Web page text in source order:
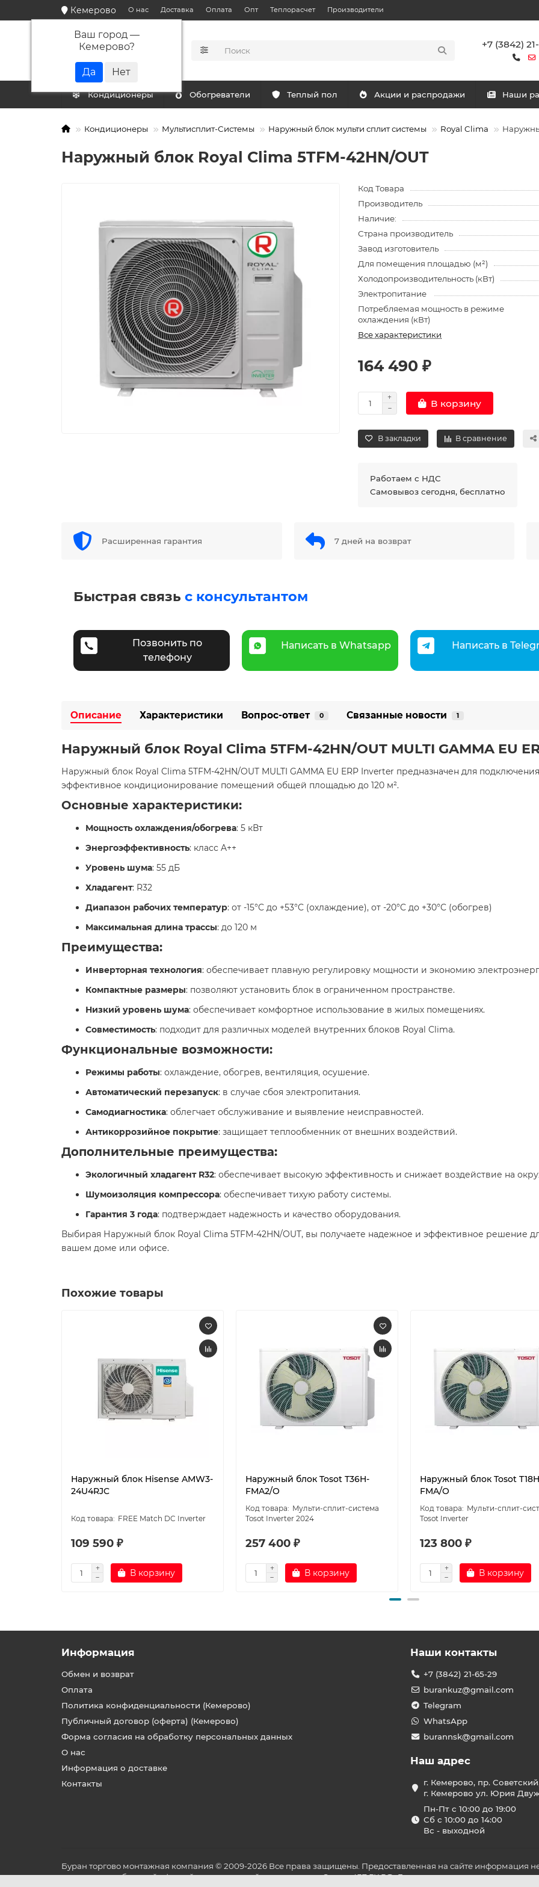
Кемерово
Ваш город —
Кемерово?
О нас Доставка Оплата Опт Теплорасчет Производители
КАТАЛОГ
+7 (3842)
Кондиционеры Обогреватели Теплый пол Акции и распродажи Наши
Кондиционеры Мультисплит-Системы Наружный блок мульти сплит системы Royal Clima
Наружный блок Royal Clima 5TFM-42HN/OUT
Код Товара
Производитель
Наличие:
Страна производитель
Завод изготовитель
Для помещения площадью (м²)
Холодопроизводительность (кВт)
Электропитание
Потребляемая мощность в режиме
охлаждения (кВт)
Все характеристики
164 490 ₽
В корзину
В закладки В сравнение
Работаем с НДС
Самовывоз сегодня, бесплатно
Расширенная гарантия 7 дней на возврат
Быстрая связь с консультантом
Позвонить по
телефону
Написать в Whatsapp Написать в
Описание Характеристики Вопрос-ответ 0 Связанные новости 1
Наружный блок Royal Clima 5TFM-42HN/OUT MULTI GAMMA EU
Наружный блок Royal Clima 5TFM-42HN/OUT MULTI GAMMA EU ERP Inverter предназначен для
эффективное кондиционирование помещений общей площадью до 120 м².​
Основные характеристики:
Мощность охлаждения/обогрева: 5 кВт
Энергоэффективность: класс A++​
Уровень шума: 55 дБ​
Хладагент: R32​
Диапазон рабочих температур: от -15°C до +53°C (охлаждение), от -20°C до +30°C (обогрев)​
Максимальная длина трассы: до 120 м​
Преимущества:
Инверторная технология: обеспечивает плавную регулировку мощности и экономию
Компактные размеры: позволяют установить блок в ограниченном пространстве.​
Низкий уровень шума: обеспечивает комфортное использование в жилых помещениях.​
Совместимость: подходит для различных моделей внутренних блоков Royal Clima.​
Функциональные возможности:
Режимы работы: охлаждение, обогрев, вентиляция, осушение.​
Автоматический перезапуск: в случае сбоя электропитания.​
Самодиагностика: облегчает обслуживание и выявление неисправностей.​
Антикоррозийное покрытие: защищает теплообменник от внешних воздействий.​
Дополнительные преимущества:
Экологичный хладагент R32: обеспечивает высокую эффективность и снижает воздействие на
Шумоизоляция компрессора: обеспечивает тихую работу системы.​
Гарантия 3 года: подтверждает надежность и качество оборудования.​
Выбирая Наружный блок Royal Clima 5TFM-42HN/OUT, вы получаете надежное и эффективное решение
вашем доме или офисе.​
Похожие товары
Наружный блок Hisense AMW3-
24U4RJC
FREE Match DC Inverter
109 590 ₽
В корзину
Наружный блок Tosot T36H-
FMA2/O
Мульти-сплит-система
Tosot Inverter 2024
257 400 ₽
В корзину
Наружный блок Tosot
FMA/O
Мульти-сплит-
Tosot Inverter
123 800 ₽
В корзину
Информация
Обмен и возврат
Оплата
Политика конфиденциальности (Кемерово)
Публичный договор (оферта) (Кемерово)
Форма согласия на обработку персональных данных
О нас
Информация о доставке
Контакты
Наши контакты
+7 (3842) 21-65-29
burankuz@gmail.com
Telegram
WhatsApp
burannsk@gmail.com
Наш адрес
г. Кемерово, пр.
г. Кемерово ул. Юрия
Пн-Пт с 10:00 до 19:00
Сб с 10:00 до 14:00
Вс - выходной
Буран торгово монтажная компания © 2009-2026 Все права защищены. Предоставленная на сайте информация
не является публичной офертой, определяемой положениями Статьи 437 ГК РФ. До оплаты товара удостоверьтесь